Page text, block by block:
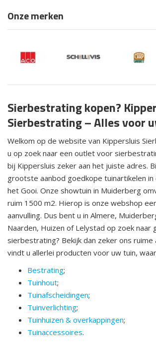
Onze merken
Sierbestrating kopen?
Sierbestrating – Alles voor
Welkom op de website van Kippersluis
u op zoek naar een outlet voor
bij Kippersluis zeker aan het juiste adres.
grootste aanbod goedkope tuinartikelen in
het Gooi. Onze showtuin in Muiderberg
ruim 1500 m2. Hierop is onze webshop
aanvulling. Dus bent u in Almere,
Naarden, Huizen of Lelystad op zoek naar
sierbestrating? Bekijk dan zeker ons
vindt u allerlei producten voor uw tuin,
Bestrating;
Tuinhout;
Tuinafscheidingen;
Tuinverlichting;
Tuinhuizen & overkappingen;
Tuinaccessoires.